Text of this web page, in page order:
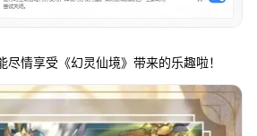
情享受《幻灵仙境》带来的乐趣啦！